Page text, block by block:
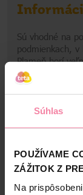
Súhlas
POUŽÍVAME
ZÁŽITOK Z
Na
Sú vhodné na
podmienkach,
Plameň horí
ADM
Zobraziť viac